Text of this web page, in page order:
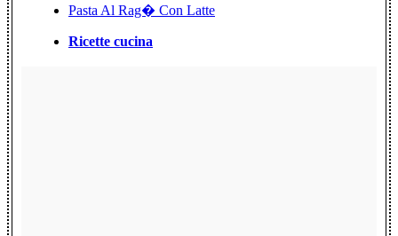
Pasta Al Rag� Con Latte
Ricette cucina